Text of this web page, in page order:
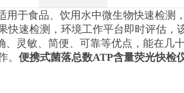
用于食品、饮用水中微生物快速检测
快速检测，环境工作平台即时评估，
灵敏、简便、可靠等优点，能在几
。 便携式菌落总数ATP含量荧光快检